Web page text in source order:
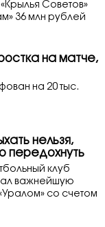
Советов»
36 млн рублей
на матче,
на 20 тыс.
нельзя,
передохнуть
клуб
важнейшую
со счетом